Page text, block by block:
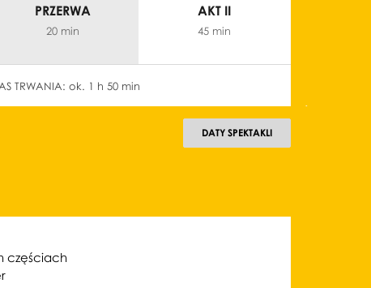
PRZERWA
20 min
AKT II
45 min
TRWANIA: ok. 1 h 50 min
Fot.
Zobacz
zdjęcie: Fot.
Natalia
Zobacz
Natalia
następny
21 MARCA 2023
wtorek 19:00
DATY SPEKTAKLI
częściach